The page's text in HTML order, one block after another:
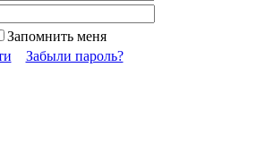
Запомнить меня
Забыли пароль?